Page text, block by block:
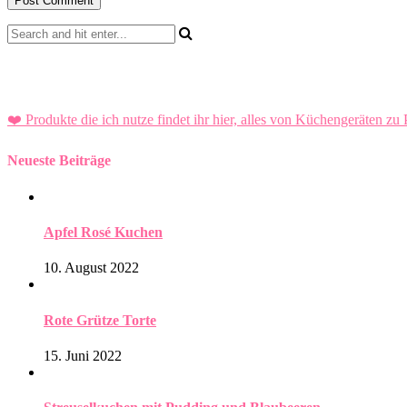
❤️ Produkte die ich nutze findet ihr hier, alles von Küchengeräten zu
Neueste Beiträge
Apfel Rosé Kuchen
10. August 2022
Rote Grütze Torte
15. Juni 2022